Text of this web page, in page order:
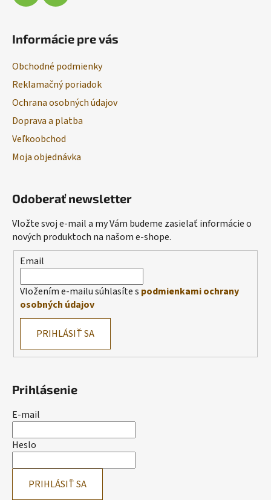
Informácie pre vás
Obchodné podmienky
Reklamačný poriadok
Ochrana osobných údajov
Doprava a platba
Veľkoobchod
Moja objednávka
Odoberať newsletter
Vložte svoj e-mail a my Vám budeme zasielať informácie o
nových produktoch na našom e-shope.
Email
Vložením e-mailu súhlasíte s podmienkami ochrany
osobných údajov
PRIHLÁSIŤ SA
Prihlásenie
E-mail
Heslo
PRIHLÁSIŤ SA